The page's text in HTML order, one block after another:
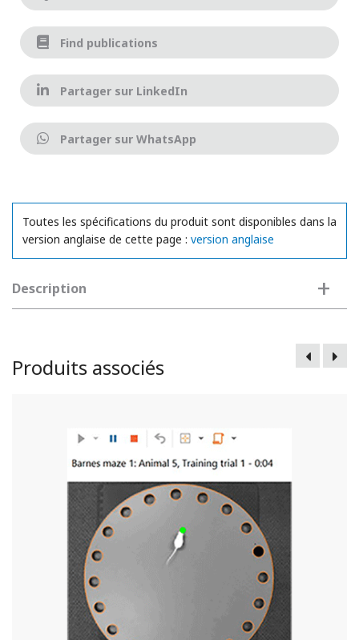
Find publications
Partager sur LinkedIn
Partager sur WhatsApp
Toutes les spécifications du produit sont disponibles dans la
version anglaise de cette page : version anglaise
Description +
Produits associés